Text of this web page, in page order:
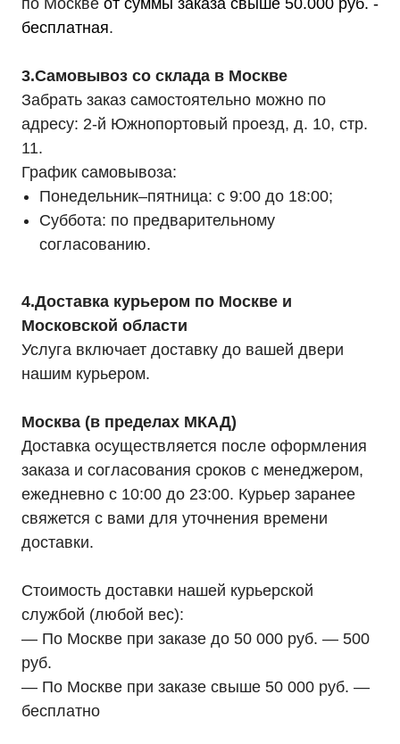
по Москве от суммы заказа свыше 50.000 руб. -
бесплатная.
3.Самовывоз со склада в Москве
Забрать заказ самостоятельно можно по
адресу: 2-й Южнопортовый проезд, д. 10, стр.
11.
График самовывоза:
Понедельник–пятница: с 9:00 до 18:00;
Суббота: по предварительному
согласованию.
4.Доставка курьером по Москве и
Московской области
Услуга включает доставку до вашей двери
нашим курьером.
Москва (в пределах МКАД)
Доставка осуществляется после оформления
заказа и согласования сроков с менеджером,
ежедневно с 10:00 до 23:00. Курьер заранее
свяжется с вами для уточнения времени
доставки.
Стоимость доставки нашей курьерской
службой (любой вес):
— По Москве при заказе до 50 000 руб. — 500
руб.
— По Москве при заказе свыше 50 000 руб. —
бесплатно